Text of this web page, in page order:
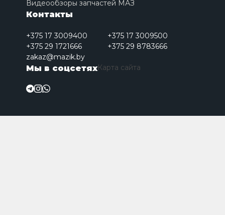
Видеообзоры запчастей МАЗ
Контакты
+375 17 3009400
+375 17 3009500
+375 29 1721666
+375 29 8783666
zakaz@mazik.by
Мы в соцсетяхКарта сайта